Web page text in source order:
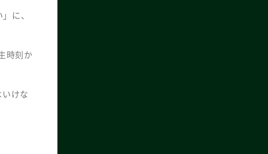
に、
時刻か
けな